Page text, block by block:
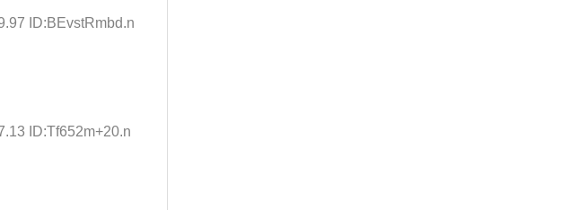
ID:BEvstRmbd.n
ID:Tf652m+20.n